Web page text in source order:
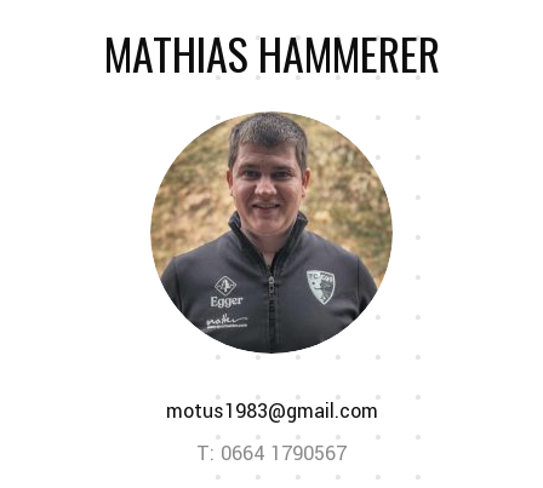
MATHIAS HAMMERER
motus1983@gmail.com
T: 0664 1790567